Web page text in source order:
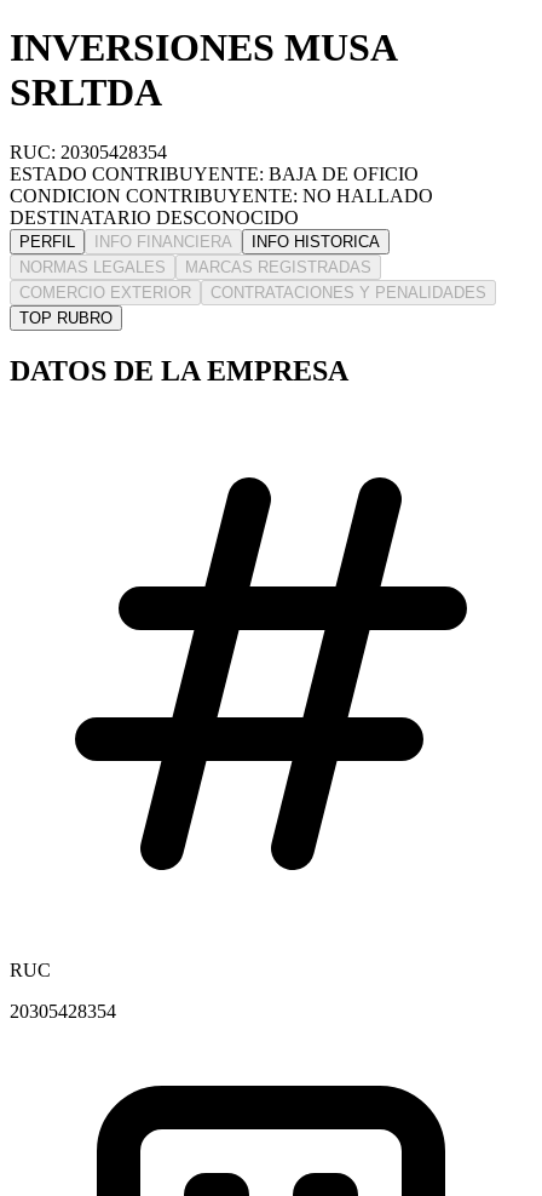
INVERSIONES MUSA
SRLTDA
RUC: 20305428354
ESTADO CONTRIBUYENTE: BAJA DE OFICIO
CONDICION CONTRIBUYENTE: NO HALLADO
DESTINATARIO DESCONOCIDO
PERFIL INFO FINANCIERA
INFO HISTORICA
NORMAS LEGALES
MARCAS REGISTRADAS
COMERCIO EXTERIOR
CONTRATACIONES Y PENALIDADES
TOP RUBRO
DATOS DE LA EMPRESA
RUC
20305428354